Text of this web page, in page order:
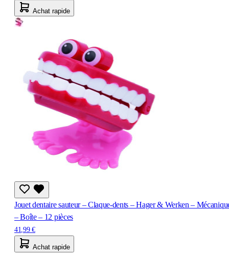
Achat rapide
Jouet dentaire sauteur – Claque-dents – Hager & Werken –
– Boîte – 12 pièces
41,99 €
Achat rapide